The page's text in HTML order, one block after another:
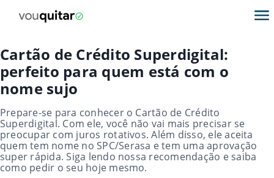
Cartão de Crédito Superdigital:
perfeito para quem está com o
nome sujo
Prepare-se para conhecer o Cartão de Crédito
Superdigital. Com ele, você não vai mais precisar se
preocupar com juros rotativos. Além disso, ele aceita
quem tem nome no SPC/Serasa e tem uma aprovação
super rápida. Siga lendo nossa recomendação e saiba
como pedir o seu hoje mesmo.